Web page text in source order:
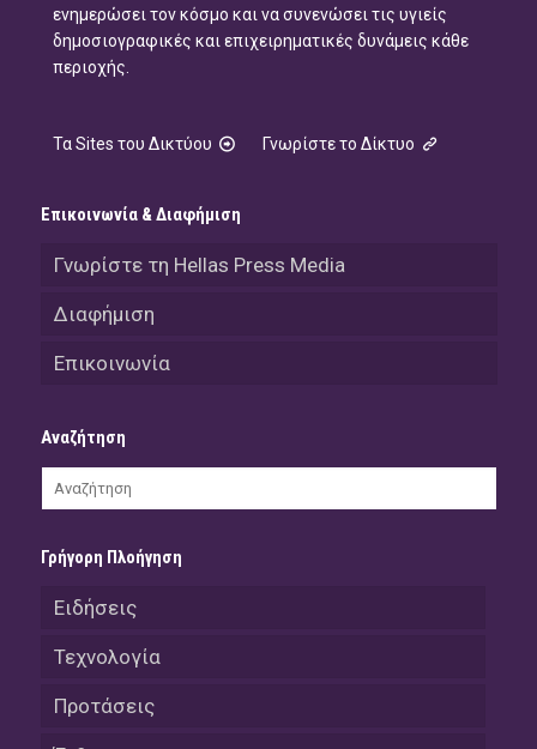
ενημερώσει τον κόσμο και να συνενώσει τις υγιείς
δημοσιογραφικές και επιχειρηματικές δυνάμεις κάθε
περιοχής.
Τα Sites του Δικτύου Γνωρίστε το Δίκτυο
Επικοινωνία & Διαφήμιση
Γνωρίστε τη Hellas Press Media
Διαφήμιση
Επικοινωνία
Αναζήτηση
Γρήγορη Πλοήγηση
Ειδήσεις
Τεχνολογία
Προτάσεις